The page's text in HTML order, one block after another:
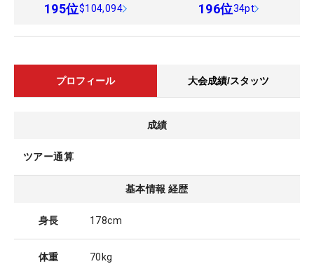
195位$104,094 196位34pt
プロフィール 大会成績/スタッツ
成績
ツアー通算
基本情報 経歴
身長 178cm
体重 70kg